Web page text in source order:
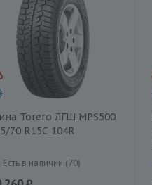
Torero ЛГШ MPS500
70 R15C 104R
Есть в наличии (70)